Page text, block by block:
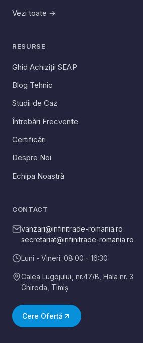
Vezi toate →
RESURSE
Ghid Achiziții SEAP
Blog Tehnic
Studii de Caz
Întrebări Frecvente
Certificări
Despre Noi
Echipa Noastră
CONTACT
vanzari@infinitrade-romania.ro
secretariat@infinitrade-romania.ro
Luni - Vineri: 08:00 - 16:30
Calea Lugojului, nr.47/B, Hala nr. 3
Ghiroda Timiș
Cere Ofertă